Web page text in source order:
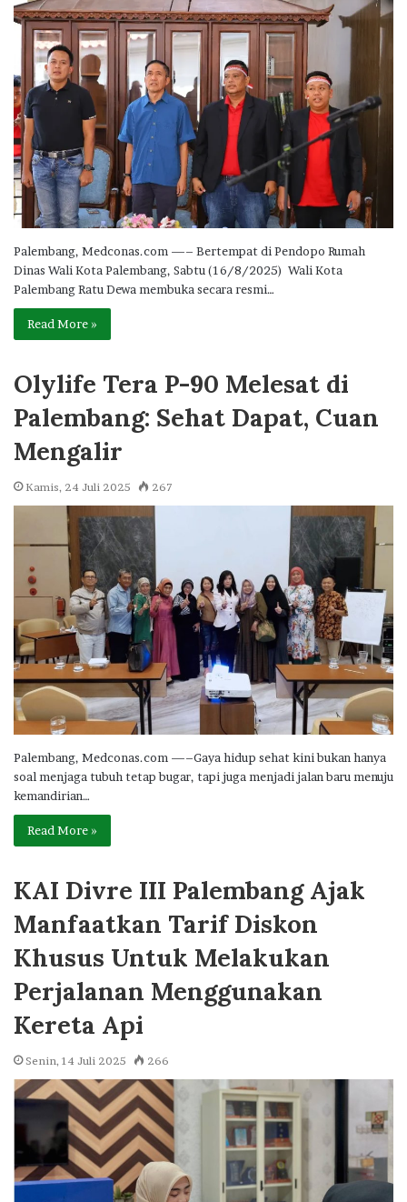
Palembang, Medconas.com —– Bertempat di Pendopo Rumah
Dinas Wali Kota Palembang, Sabtu (16/8/2025) Wali Kota
Palembang Ratu Dewa membuka secara resmi…
Read More »
Olylife Tera P-90 Melesat di
Palembang: Sehat Dapat, Cuan
Mengalir
Kamis, 24 Juli 2025 267
Palembang, Medconas.com —–Gaya hidup sehat kini bukan hanya
soal menjaga tubuh tetap bugar, tapi juga menjadi jalan baru menuju
kemandirian…
Read More »
KAI Divre III Palembang Ajak
Manfaatkan Tarif Diskon
Khusus Untuk Melakukan
Perjalanan Menggunakan
Kereta Api
Senin, 14 Juli 2025 266